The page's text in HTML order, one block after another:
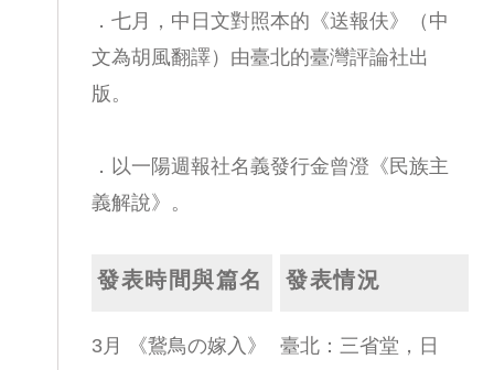
．七月，中日文對照本的《送報伕》（中
文為胡風翻譯）由臺北的臺灣評論社出
版。
．以一陽週報社名義發行金曾澄《民族主
義解說》。
發表時間與篇名
3月 《鵞鳥の嫁入》
發表情況
臺北：三省堂，日